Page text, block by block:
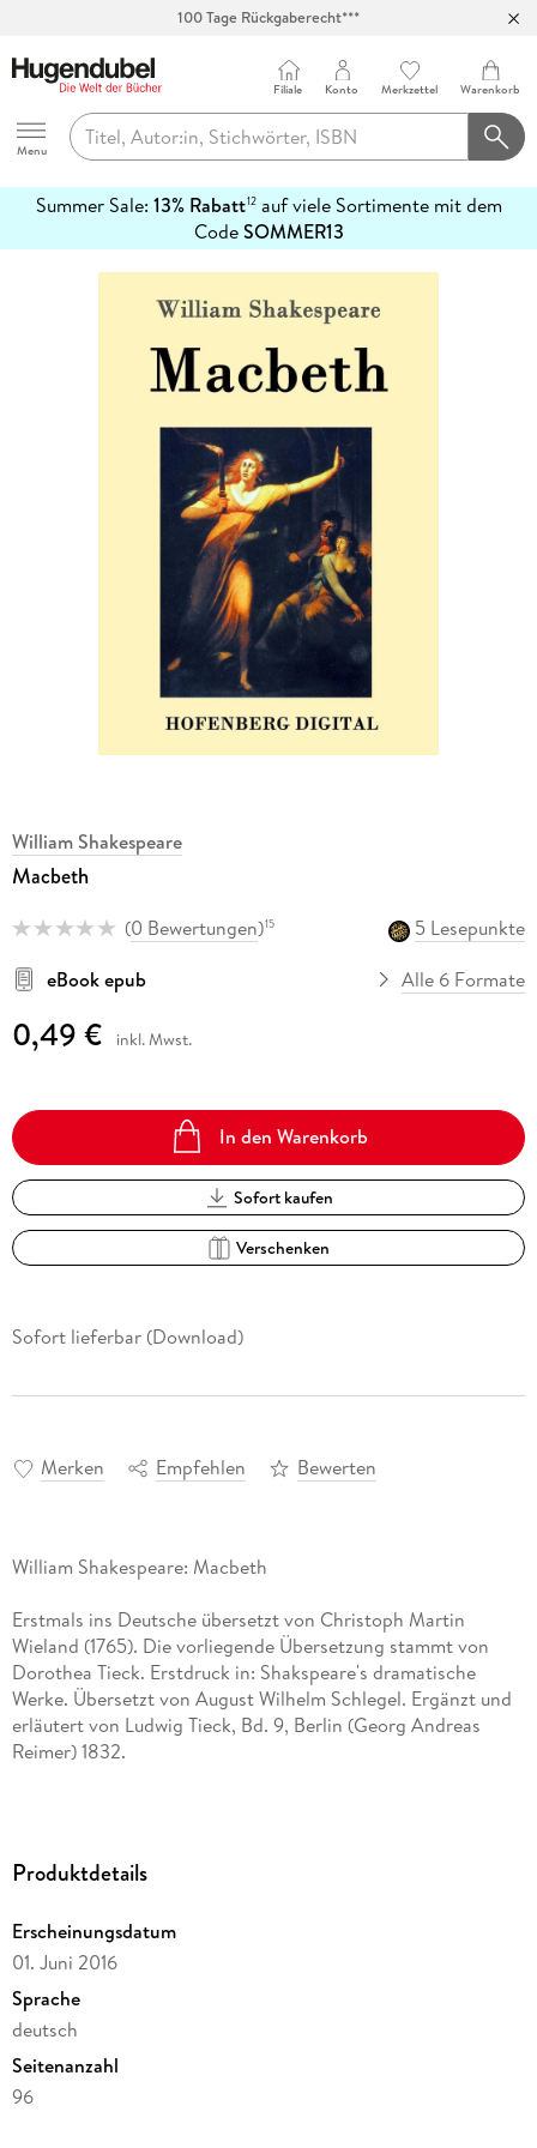
100 Tage Rückgaberecht***
Hugendubel
Menu
Filiale Konto Merkzettel Warenkorb
Summer Sale: 13% Rabatt12auf viele Sortimente mit dem
CodeSOMMER13
erfahren
William Shakespeare
Macbeth
(0 Bewertungen)15
5 Lesepunkte
eBook epub
Alle 6 Formate
0,49 € inkl. Mwst.
In den Warenkorb
Sofort kaufen
Verschenken
Sofort lieferbar (Download)
Merken Empfehlen Bewerten
William Shakespeare: Macbeth
Erstmals ins Deutsche übersetzt von Christoph Martin
Wieland (1765). Die vorliegende Übersetzung stammt von
Dorothea Tieck. Erstdruck in: Shakspeare's dramatische
Werke. Übersetzt von August Wilhelm Schlegel. Ergänzt und
erläutert von Ludwig Tieck, Bd. 9, Berlin (Georg Andreas
Reimer) 1832.
William Shakespeare: Sämtliche Werke in vier Bänden. Band
4, Herausgegeben von Anselm Schlösser. Berlin: Aufbau,
1975.
Die Paginierung obiger Ausgabe wird in dieser Neuausgabe
als Marginalie zeilengenau mitgeführt.
Produktdetails
Erscheinungsdatum
01. Juni 2016
Sprache
deutsch
Seitenanzahl
96